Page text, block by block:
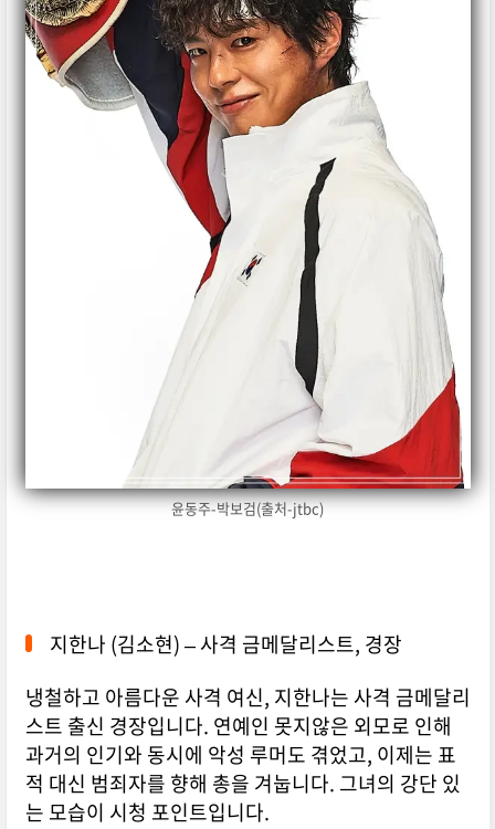
윤동주-박보검(출처-jtbc)
지한나 (김소현) – 사격 금메달리스트, 경장
냉철하고 아름다운 사격 여신, 지한나는 사격 금메달리
스트 출신 경장입니다. 연예인 못지않은 외모로 인해
과거의 인기와 동시에 악성 루머도 겪었고, 이제는 표
적 대신 범죄자를 향해 총을 겨눕니다. 그녀의 강단 있
는 모습이 시청 포인트입니다.